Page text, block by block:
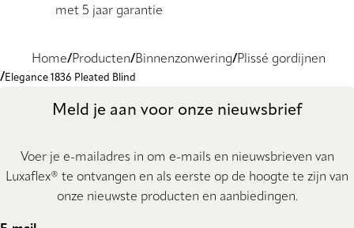
met 5 jaar garantie
Home Producten Binnenzonwering Plissé gordijnen
Elegance 1836 Pleated Blind
Meld je aan voor onze nieuwsbrief
Voer je e-mailadres in om e-mails en nieuwsbrieven van
Luxaflex® te ontvangen en als eerste op de hoogte te zijn van
onze nieuwste producten en aanbiedingen.